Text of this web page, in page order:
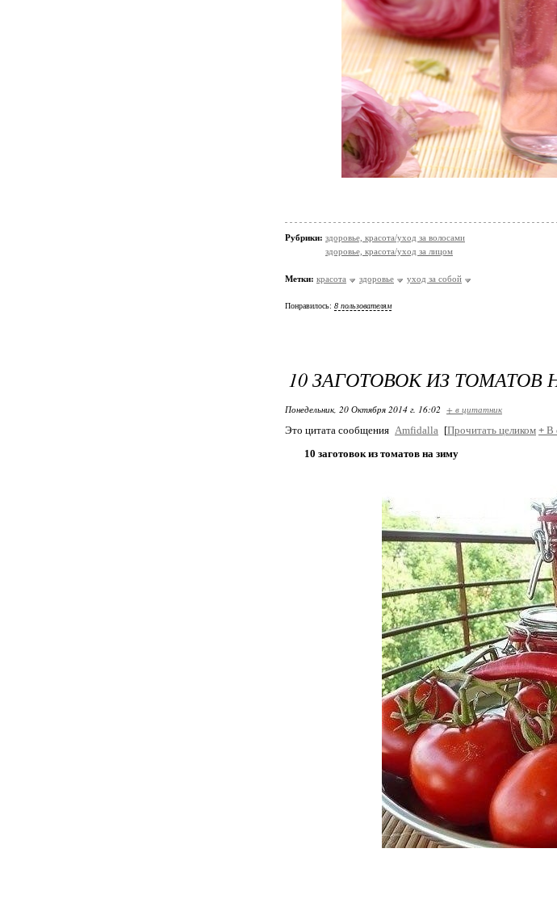
Рубрики: здоровье, красота/уход за волосами
здоровье, красота/уход за лицом
Метки: красота здоровье уход за собой
Понравилось: 8 пользователям
10 ЗАГОТОВОК ИЗ ТОМАТОВ
Понедельник, 20 Октября 2014 г. 16:02 + в цитатник
Это цитата сообщения Amfidalla [Прочитать целиком + В
10 заготовок из томатов на зиму